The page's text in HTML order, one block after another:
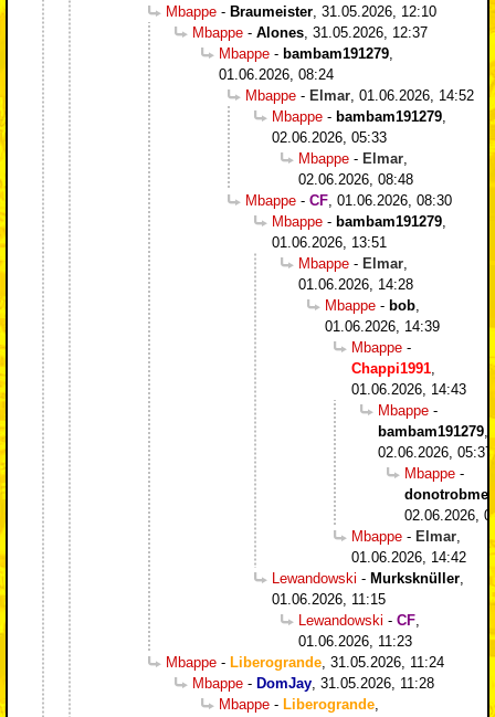
Mbappe - Braumeister 31.05.2026, 12:10
Mbappe - Alones 31.05.2026, 12:37
Mbappe - bambam191279
01.06.2026, 08:24
Mbappe - Elmar 01.06.2026, 14:52
Mbappe - bambam191279
02.06.2026, 05:33
Mbappe - Elmar
02.06.2026, 08:48
Mbappe - CF 01.06.2026, 08:30
Mbappe - bambam191279
01.06.2026, 13:51
Mbappe - Elmar
01.06.2026, 14:28
Mbappe - bob
01.06.2026, 14:39
Mbappe -
Chappi1991
01.06.2026, 14:43
Mbappe -
bambam191279
02.06.2026, 05:37
Mbappe -
donotrobme
02.06.2026,
Mbappe - Elmar
01.06.2026, 14:42
Lewandowski - Murksknüller
01.06.2026, 11:15
Lewandowski - CF
01.06.2026, 11:23
Mbappe - Liberogrande 31.05.2026, 11:24
Mbappe - DomJay 31.05.2026, 11:28
Mbappe - Liberogrande